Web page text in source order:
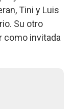
Tini y Luis
Su otro
como invitada